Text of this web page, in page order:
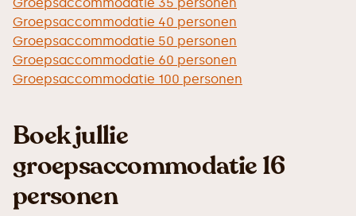
Groepsaccommodatie 40 personen
Groepsaccommodatie 50 personen
Groepsaccommodatie 60 personen
Groepsaccommodatie 100 personen
Boek jullie
groepsaccommodatie 16
personen